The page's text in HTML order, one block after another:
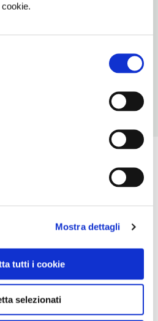
Mostra dettagli
tutti i cookie
selezionati